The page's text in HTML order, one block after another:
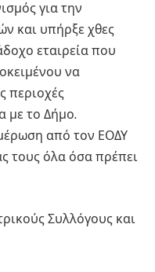
για την
και υπήρξε χθες
εταιρεία που
να
περιοχές
με το Δήμο.
από τον ΕΟΔΥ
τους όλα όσα πρέπει
Συλλόγους και